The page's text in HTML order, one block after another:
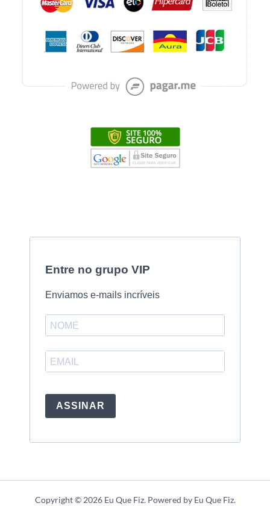
Entre no grupo VIP
Enviamos e-mails incríveis
ASSINAR
Copyright © 2026 Eu Que Fiz. Powered by Eu Que Fiz.